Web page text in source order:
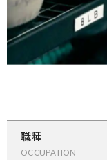
職種
OCCUPATION